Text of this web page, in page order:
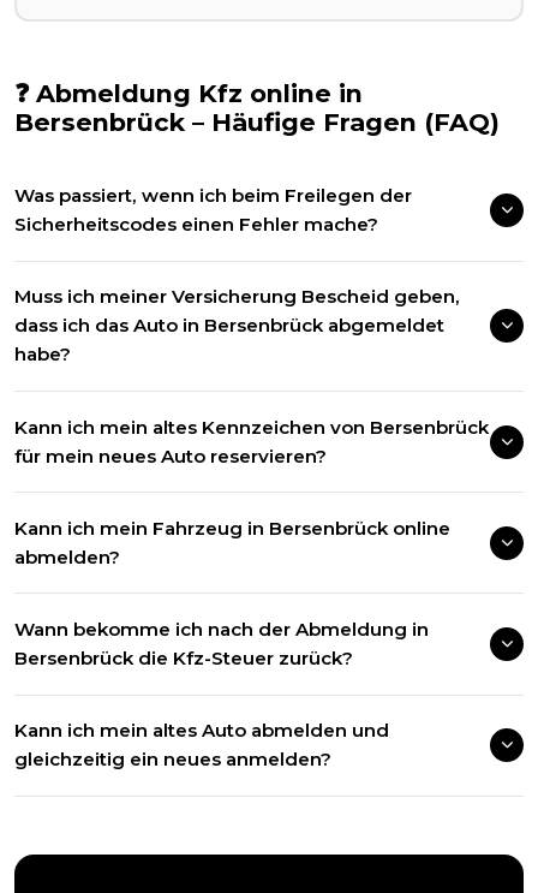
❓ Abmeldung Kfz online in
Bersenbrück – Häufige Fragen (FAQ)
Was passiert, wenn ich beim Freilegen der
Sicherheitscodes einen Fehler mache?
Muss ich meiner Versicherung Bescheid geben,
dass ich das Auto in Bersenbrück abgemeldet
habe?
Kann ich mein altes Kennzeichen von Bersenbrück
für mein neues Auto reservieren?
Kann ich mein Fahrzeug in Bersenbrück online
abmelden?
Wann bekomme ich nach der Abmeldung in
Bersenbrück die Kfz-Steuer zurück?
Kann ich mein altes Auto abmelden und
gleichzeitig ein neues anmelden?